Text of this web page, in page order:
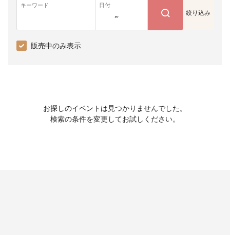
キーワード 日付
~ 絞り込み
販売中のみ表示
お探しのイベントは見つかりませんでした。
検索の条件を変更してお試しください。